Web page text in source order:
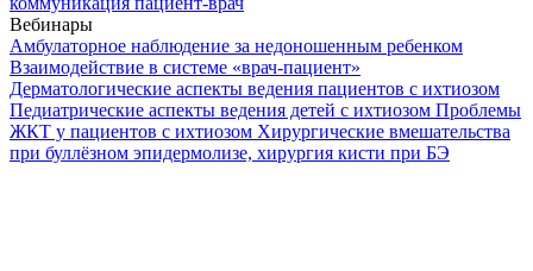
Вебинары
Амбулаторное наблюдение за недоношенным ребенком
Взаимодействие в системе «врач-пациент»
Дерматологические аспекты ведения пациентов с ихтиозом
Педиатрические аспекты ведения детей с ихтиозом Проблемы
ЖКТ у пациентов с ихтиозом Хирургические вмешательства
при буллёзном эпидермолизе, хирургия кисти при БЭ